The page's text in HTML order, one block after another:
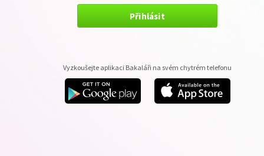
Přihlásit
Vyzkoušejte aplikaci Bakaláři na svém chytrém telefonu